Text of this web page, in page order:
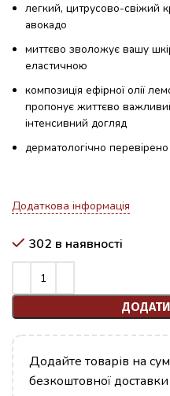
легкий, цитрусово-свіжий
авокадо
миттєво зволожує вашу
еластичною
композиція ефірної олії
пропонує життєво
інтенсивний догляд
дерматологічно перевірено
Додаткова інформація
302 в наявності
Додайте товарів на
безкоштовної доставки